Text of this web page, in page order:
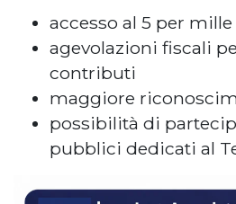
accesso al 5 per mille
agevolazioni fiscali
contributi
maggiore
possibilità di
pubblici dedicati al